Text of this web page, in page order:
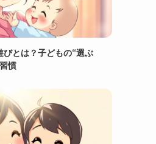
とは？子どもの“選ぶ
慣